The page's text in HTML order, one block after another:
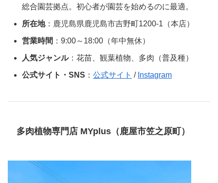
総合園芸拠点。初心者が園芸を始めるのに最適。
所在地：鹿児島県鹿児島市吉野町1200-1（本店）
営業時間 ：9:00～18:00（年中無休）
人気ジャンル：花苗、観葉植物、多肉（普及種）
公式サイト・SNS ：公式サイト / Instagram
多肉植物専門店 MYplus（鹿屋市笠之原町）